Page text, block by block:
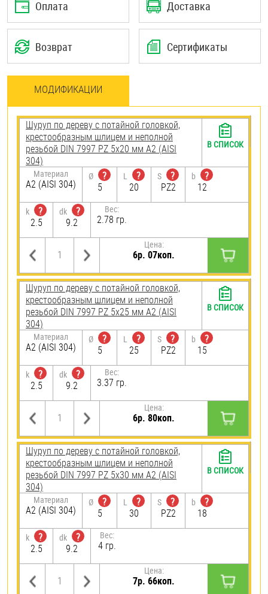
Оплата Доставка
Возврат Сертификаты
МОДИФИКАЦИИ
Шуруп по дереву с потайной головкой,
крестообразным шлицем и неполной
резьбой DIN 7997 PZ 5х20 мм А2 (AISI
304)
Материал
А2 (AISI 304)
Ø
?
5
L
?
20
S
?
PZ2
b
?
12
k
?
2.5
dk
?
9.2
Вес:
2.78 гр.
Цена:
6р. 07коп.
В СПИСОК
Шуруп по дереву с потайной головкой,
крестообразным шлицем и неполной
резьбой DIN 7997 PZ 5х25 мм А2 (AISI
304)
Материал
А2 (AISI 304)
Ø
?
5
L
?
25
S
?
PZ2
b
?
15
k
?
2.5
dk
?
9.2
Вес:
3.37 гр.
Цена:
6р. 80коп.
В СПИСОК
Шуруп по дереву с потайной головкой,
крестообразным шлицем и неполной
резьбой DIN 7997 PZ 5х30 мм А2 (AISI
304)
Материал
А2 (AISI 304)
Ø
?
5
L
?
30
S
?
PZ2
b
?
18
k
?
2.5
dk
?
9.2
Вес:
4 гр.
Цена:
7р. 66коп.
В СПИСОК